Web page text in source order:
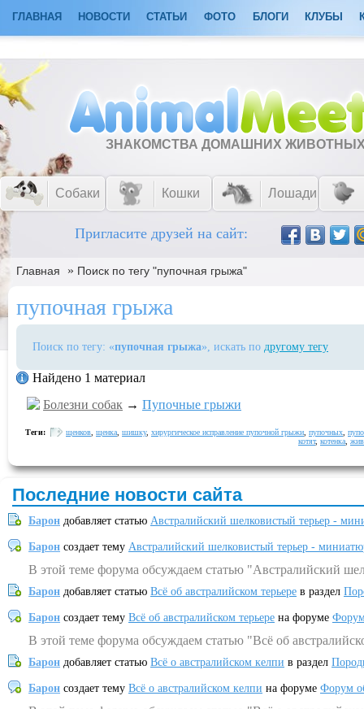
ГЛАВНАЯ НОВОСТИ СТАТЬИ ФОТО БЛОГИ КЛУБЫ
ЗНАКОМСТВА ДОМАШНИХ
Собаки Кошки Лошади
Пригласите друзей на сайт:
Главная » Поиск по тегу "пупочная грыжа"
пупочная грыжа
Поиск по тегу: «пупочная грыжа», искать по другому тегу
Найдено 1 материал
Болезни собак → Пупочные грыжи
Теги: щенков щенка шишку, хирургическое исправление пупочной грыжи пупочных
котят, котенка
Последние новости сайта
Барон добавляет статью Австралийский шелковистый терьер -
Барон создает тему Австралийский шелковистый терьер -
В этой теме форума обсуждаем статью "Австралийский
Барон добавляет статью Всё об австралийском терьере в раздел
Барон создает тему Всё об австралийском терьере на форуме
В этой теме форума обсуждаем статью "Всё об
Барон добавляет статью Всё о австралийском келпи в раздел
Барон создает тему Всё о австралийском келпи на форуме Форум